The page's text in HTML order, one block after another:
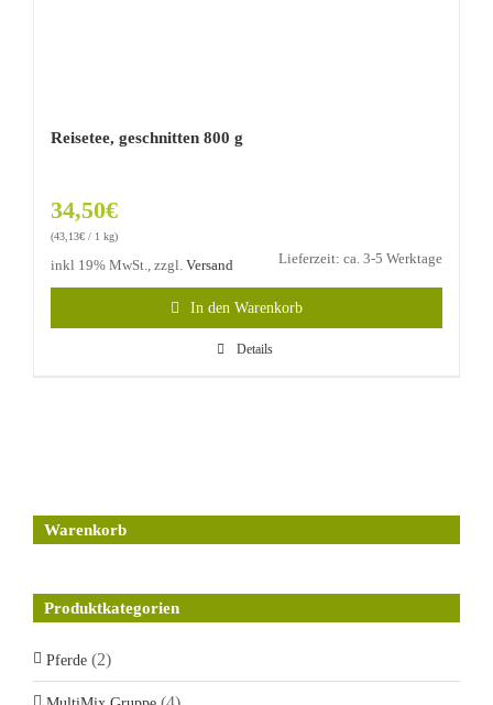
Reisetee, geschnitten 800 g
34,50€
(43,13€ / 1 kg)
inkl 19% MwSt., zzgl. Versand Lieferzeit: ca. 3-5 Werktage
In den Warenkorb
Details
Warenkorb
Produktkategorien
Pferde (2)